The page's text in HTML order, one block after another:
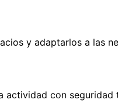
y adaptarlos a las
con